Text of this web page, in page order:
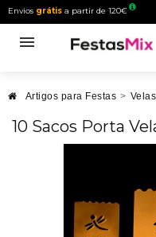
Envios grátis a partir de 120€
Artigos para Festas > Velas
10 Sacos Porta